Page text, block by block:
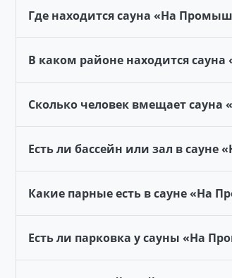
Где находится сауна «На
В каком районе находится
Сколько человек вмещает
Есть ли бассейн или зал в
Какие парные есть в сауне «На
Есть ли парковка у сауны «На